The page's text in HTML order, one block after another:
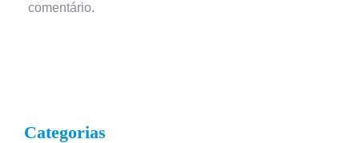
comentário.
Categorias